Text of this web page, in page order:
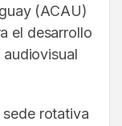
(ACAU)
el desarrollo
sede rotativa